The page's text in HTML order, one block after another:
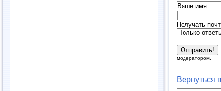
Ваше имя
Получать
модератором.
Вернуться